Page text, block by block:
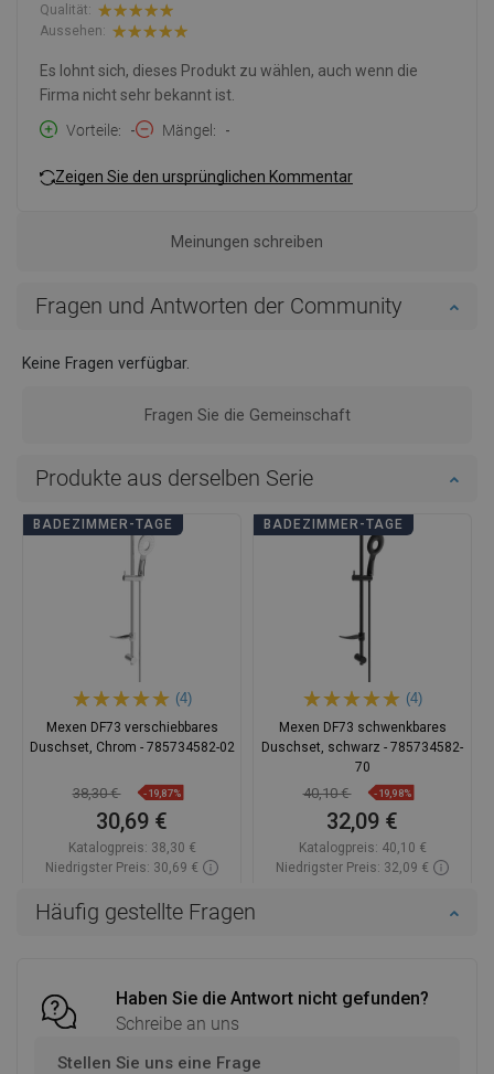
Häufig gestellte Fragen
Haben Sie die Antwort nicht gefunden?
Schreibe an uns
Stellen Sie uns eine Frage
Qualität:
Aussehen:
Es lohnt sich, dieses Produkt zu wählen, auch wenn die
Firma nicht sehr bekannt ist.
Vorteile
- Mängel -
Zeigen Sie den ursprünglichen Kommentar
Meinungen schreiben
Fragen und Antworten der Community
Keine Fragen verfügbar.
Fragen Sie die Gemeinschaft
Produkte aus derselben Serie
BADEZIMMER-TAGE
(4)
Mexen DF73 verschiebbares
Duschset, Chrom - 785734582-02
38,30 € -19,87%
30,69 €
Katalogpreis: 38,30 €
Niedrigster Preis: 30,69 €
BADEZIMMER-TAGE
(4)
Mexen DF73 schwenkbares
Duschset, schwarz - 785734582-
70
40,10 € -19,98%
32,09 €
Katalogpreis: 40,10 €
Niedrigster Preis: 32,09 €